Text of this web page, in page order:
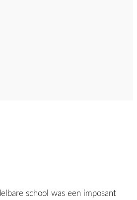
school was een imposant